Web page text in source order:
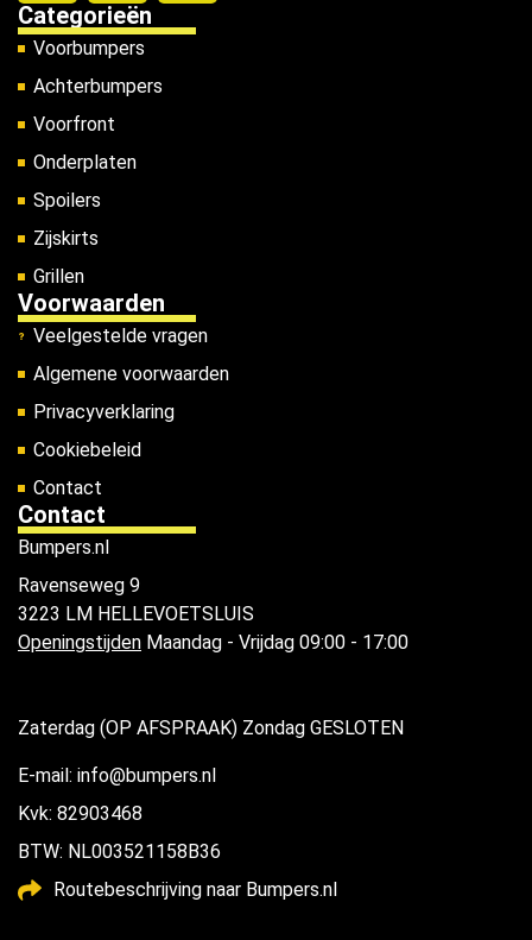
Categorieën
Voorbumpers
Achterbumpers
Voorfront
Onderplaten
Spoilers
Zijskirts
Grillen
Voorwaarden
Veelgestelde vragen
Algemene voorwaarden
Privacyverklaring
Cookiebeleid
Contact
Contact
Bumpers.nl
Ravenseweg 9
3223 LM HELLEVOETSLUIS
Openingstijden Maandag - Vrijdag 09:00 - 17:00
Zaterdag (OP AFSPRAAK) Zondag GESLOTEN
E-mail: info@bumpers.nl
Kvk: 82903468
BTW: NL003521158B36
Routebeschrijving naar Bumpers.nl